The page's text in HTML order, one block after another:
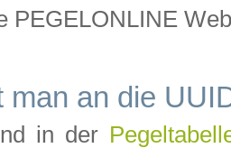
PEGELONLINE
man an die
in der